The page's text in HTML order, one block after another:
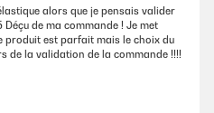
09/03/2022
5 Stück genannt, was leider nicht
(lila) geliefert. Es wäre
entsprechend korrigiert wird.
ein Band doch etwas hoch.
alors que je pensais valider
Déçu de ma commande ! Je met
produit est parfait mais le choix du
de la validation de la commande !!!!